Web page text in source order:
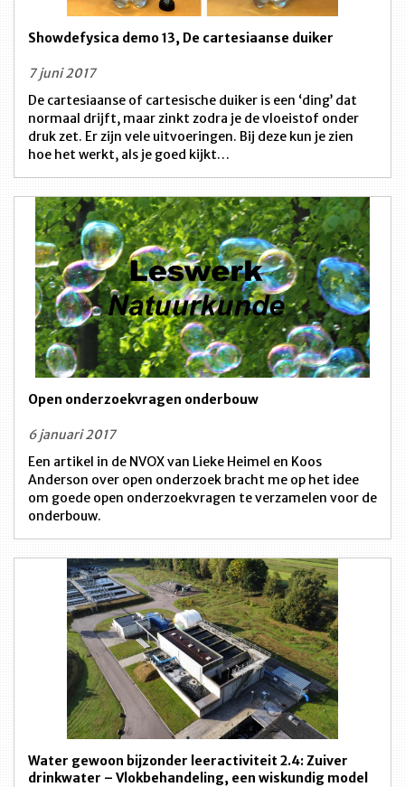
Showdefysica demo 13, De cartesiaanse duiker
7 juni 2017
De cartesiaanse of cartesische duiker is een ‘ding’ dat
normaal drijft, maar zinkt zodra je de vloeistof onder
druk zet. Er zijn vele uitvoeringen. Bij deze kun je zien
hoe het werkt, als je goed kijkt…
Open onderzoekvragen onderbouw
6 januari 2017
Een artikel in de NVOX van Lieke Heimel en Koos
Anderson over open onderzoek bracht me op het idee
om goede open onderzoekvragen te verzamelen voor de
onderbouw.
Water gewoon bijzonder leeractiviteit 2.4: Zuiver
drinkwater – Vlokbehandeling, een wiskundig model